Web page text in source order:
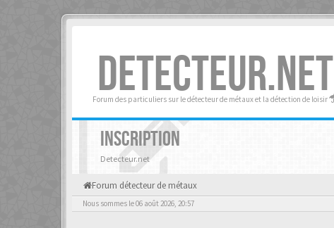
DETECTEUR.NET
Forum des particuliers sur le détecteur de métaux et la détection de loisir
INSCRIPTION
Detecteur.net
Forum détecteur de métaux
Nous sommes le 06 août 2026, 20:57